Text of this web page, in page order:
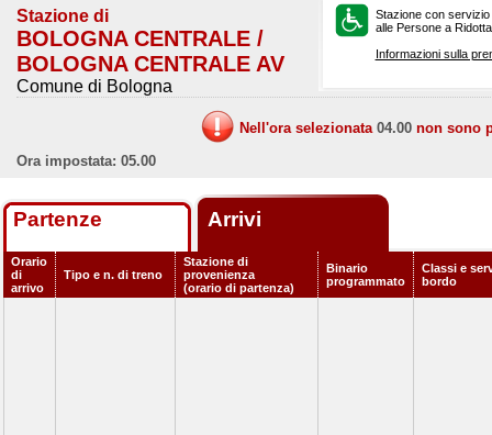
Stazione di
BOLOGNA CENTRALE /
BOLOGNA CENTRALE AV
Comune di Bologna
Stazione con
alle Persone a
Informazioni sulla
Nell'ora selezionata 04.00 non sono
Ora impostata: 05.00
Partenze Arrivi
Orario
di
arrivo
Tipo e n. di treno
Stazione di
provenienza
(orario di partenza)
Binario
programmato
Classi e
bordo